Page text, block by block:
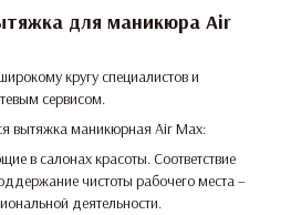
для маникюра Air
кругу специалистов и
сервисом.
вытяжка маникюрная Air Max:
в салонах красоты. Соответствие
чистоты рабочего места –
деятельности.